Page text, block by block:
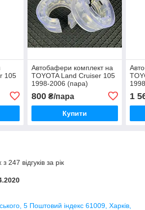
105
Автобафери комплект на
TOYOTA Land Cruiser 105
1998-2006 (пара)
800₴/пара
Купити
1
247 відгуків за рік
5 Поштовий індекс 61009, Харків,